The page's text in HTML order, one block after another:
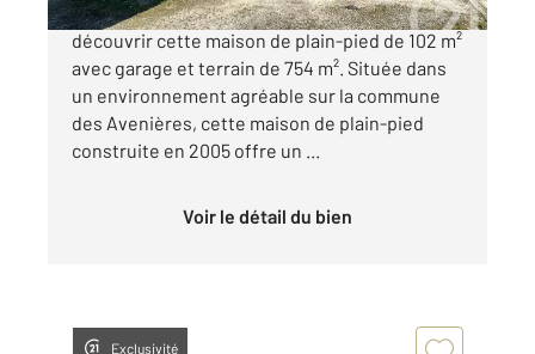
Sur la commune des Avenières, venez
découvrir cette maison de plain-pied de 102 m²
avec garage et terrain de 754 m². Située dans
un environnement agréable sur la commune
des Avenières, cette maison de plain-pied
construite en 2005 offre un ...
Voir le détail du bien
Exclusivité